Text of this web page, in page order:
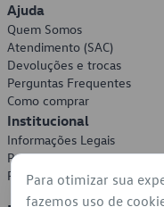
Ajuda
Quem Somos
Atendimento (SAC)
Devoluções e trocas
Perguntas Frequentes
Como comprar
Institucional
Informações Legais
Política de Privacidade
Política de Cookies
Para otimizar sua
fazemos uso de